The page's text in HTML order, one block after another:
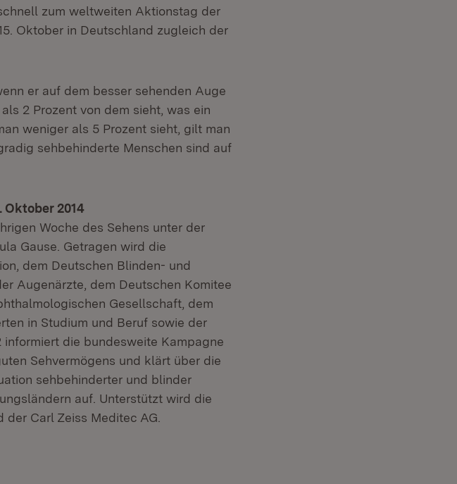
zum weltweiten Aktionstag der
Oktober in Deutschland zugleich der
er auf dem besser sehenden Auge
2 Prozent von dem sieht, was ein
weniger als 5 Prozent sieht, gilt man
sehbehinderte Menschen sind auf
Oktober 2014
Woche des Sehens unter der
Gause. Getragen wird die
dem Deutschen Blinden- und
Augenärzte, dem Deutschen Komitee
Gesellschaft, dem
in Studium und Beruf sowie der
informiert die bundesweite Kampagne
Sehvermögens und klärt über die
sehbehinderter und blinder
auf. Unterstützt wird die
Carl Zeiss Meditec AG.